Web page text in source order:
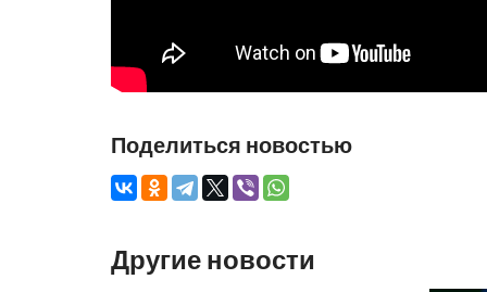
Поделиться новостью
Другие новости